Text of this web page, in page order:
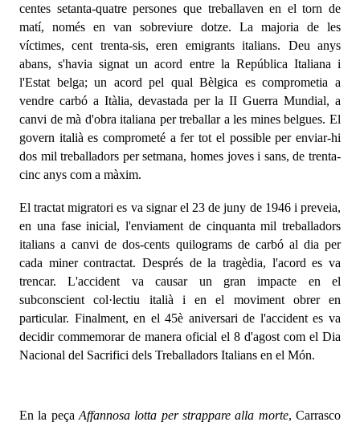
centes setanta-quatre persones que treballaven en el torn de
matí, només en van sobreviure dotze. La majoria de les
víctimes, cent trenta-sis, eren emigrants italians. Deu anys
abans, s'havia signat un acord entre la República Italiana i
l'Estat belga; un acord pel qual Bèlgica es comprometia a
vendre carbó a Itàlia, devastada per la II Guerra Mundial, a
canvi de mà d'obra italiana per treballar a les mines belgues. El
govern italià es comprometé a fer tot el possible per enviar-hi
dos mil treballadors per setmana, homes joves i sans, de trenta-
cinc anys com a màxim.
El tractat migratori es va signar el 23 de juny de 1946 i preveia,
en una fase inicial, l'enviament de cinquanta mil treballadors
italians a canvi de dos-cents quilograms de carbó al dia per
cada miner contractat. Després de la tragèdia, l'acord es va
trencar. L'accident va causar un gran impacte en el
subconscient col·lectiu italià i en el moviment obrer en
particular. Finalment, en el 45è aniversari de l'accident es va
decidir commemorar de manera oficial el 8 d'agost com el Dia
Nacional del Sacrifici dels Treballadors Italians en el Món.
En la peça Affannosa lotta per strappare alla morte, Carrasco